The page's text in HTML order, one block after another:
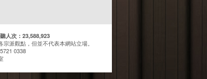
人次：23,588,923
派觀點，但並不代表本網站立場。
0338